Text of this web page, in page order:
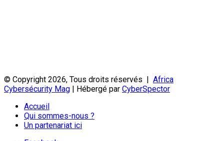
© Copyright 2026, Tous droits réservés | Africa
Cybersécurity Mag | Hébergé par CyberSpector
Accueil
Qui sommes-nous ?
Un partenariat ici